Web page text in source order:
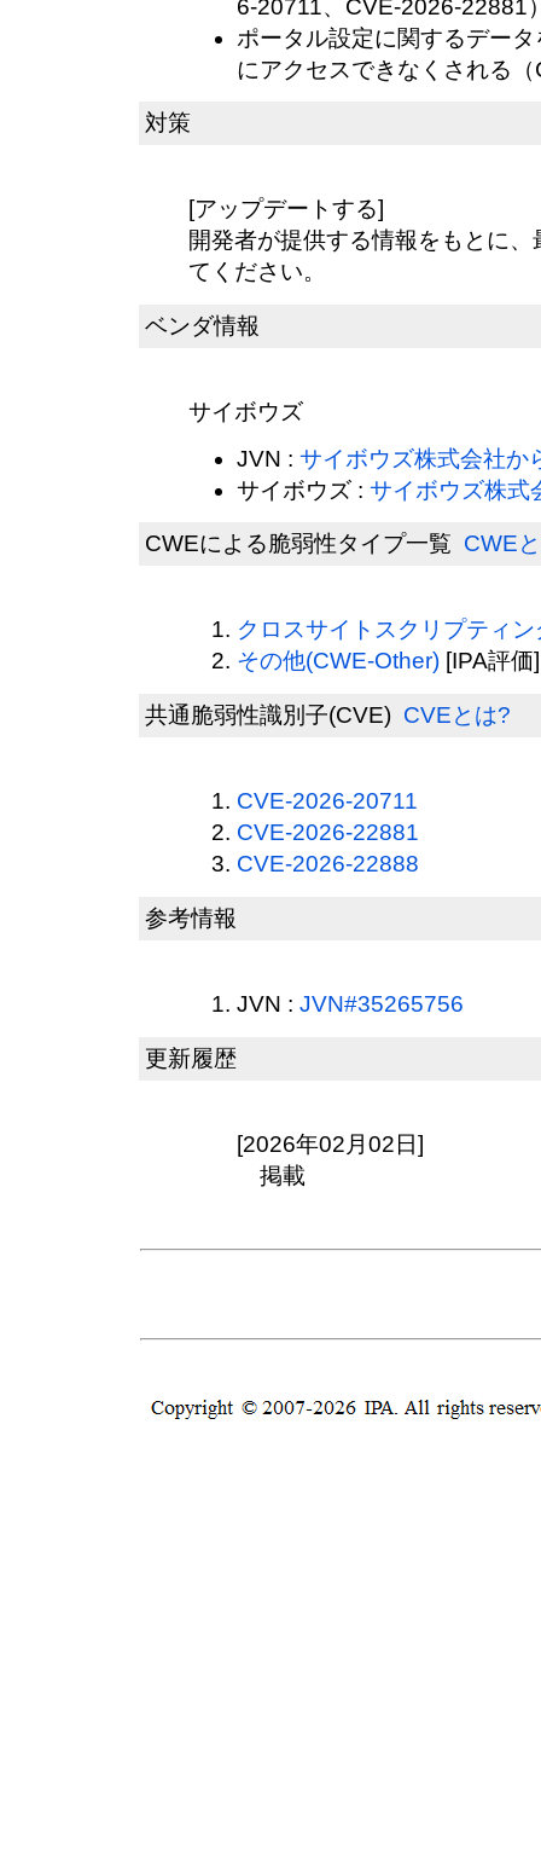
6-20711、CVE-2026-22881
ポータル設定に関するデー
にアクセスできなくされる
対策
[アップデートする]
開発者が提供する情報をもとに
てください。
ベンダ情報
サイボウズ
JVN : サイボウズ株式会社か
サイボウズ : サイボウズ株式
CWEによる脆弱性タイプ一覧 CWE
クロスサイトスクリプティ
その他(CWE-Other) [IPA評価]
共通脆弱性識別子(CVE) CVEとは?
CVE-2026-20711
CVE-2026-22881
CVE-2026-22888
参考情報
JVN : JVN#35265756
更新履歴
[2026年02月02日]
掲載